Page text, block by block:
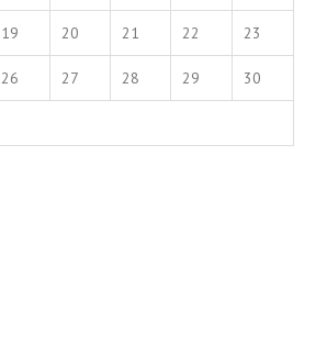
19 20 21 22 23
26 27 28 29 30